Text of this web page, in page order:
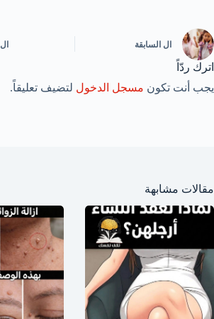
ال السابقة ال
اترك ردّاً
يجب أنت تكون مسجل الدخول لتضيف تعليقاً.
مقالات مشابهة